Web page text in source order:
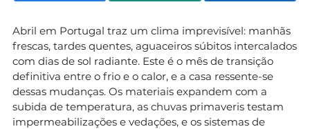
Abril em Portugal traz um clima imprevisível: manhãs
frescas, tardes quentes, aguaceiros súbitos intercalados
com dias de sol radiante. Este é o mês de transição
definitiva entre o frio e o calor, e a casa ressente-se
dessas mudanças. Os materiais expandem com a
subida de temperatura, as chuvas primaveris testam
impermeabilizações e vedações, e os sistemas de